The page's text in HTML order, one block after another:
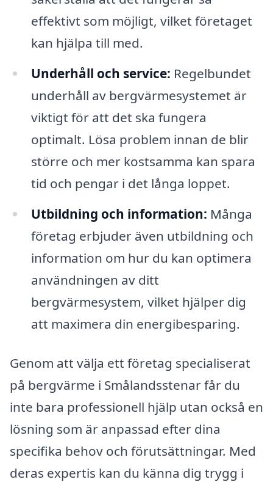
effektivt som möjligt, vilket företaget
kan hjälpa till med.
Underhåll och service: Regelbundet
underhåll av bergvärmesystemet är
viktigt för att det ska fungera
optimalt. Lösa problem innan de blir
större och mer kostsamma kan spara
tid och pengar i det långa loppet.
Utbildning och information: Många
företag erbjuder även utbildning och
information om hur du kan optimera
användningen av ditt
bergvärmesystem, vilket hjälper dig
att maximera din energibesparing.
Genom att välja ett företag specialiserat
på bergvärme i Smålandsstenar får du
inte bara professionell hjälp utan också en
lösning som är anpassad efter dina
specifika behov och förutsättningar. Med
deras expertis kan du känna dig trygg i